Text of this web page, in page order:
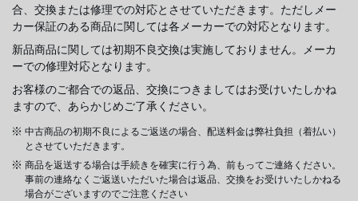
合、交換または修理での対応とさせていただきます。ただしメー
カー保証のある商品に関しては各メーカーでの対応となります。
新品商品に関しては初期不良交換は実施しておりません。メーカ
ーでの修理対応となります。
お客様のご都合での返品、交換につきましてはお受けいたしかね
ますので、あらかじめご了承ください。
中古商品の初期不良によるご返送の場合、配送料金は弊社負担（着払い）
とさせていただきます。
商品を返送する場合は手続きを確実に行う為、前もってご連絡ください。
事前の連絡なくご返送いただいた場合は返品、交換をお受けいたしかねる
場合がございますのでご注意ください